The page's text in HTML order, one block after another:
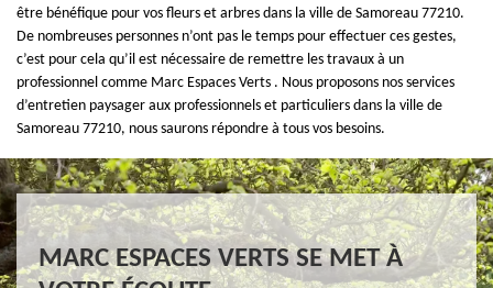
être bénéfique pour vos fleurs et arbres dans la ville de Samoreau 77210.
De nombreuses personnes n’ont pas le temps pour effectuer ces gestes,
c’est pour cela qu’il est nécessaire de remettre les travaux à un
professionnel comme Marc Espaces Verts . Nous proposons nos services
d’entretien paysager aux professionnels et particuliers dans la ville de
Samoreau 77210, nous saurons répondre à tous vos besoins.
MARC ESPACES VERTS SE MET À